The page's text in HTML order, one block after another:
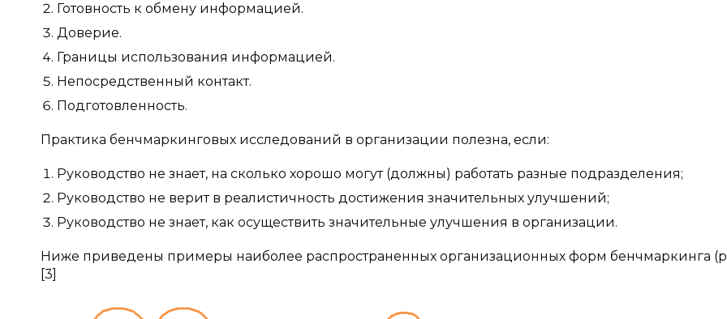
Готовность к обмену информацией.
Доверие.
Границы использования информацией.
Непосредственный контакт.
Подготовленность.
Практика бенчмаркинговых исследований в организации полезна, если:
Руководство не знает, на сколько хорошо могут (должны) работать разные подразделения;
Руководство не верит в реалистичность достижения значительных улучшений;
Руководство не знает, как осуществить значительные улучшения в организации.
Ниже приведены примеры наиболее распространенных организационных форм бенчмаркинга
[3]